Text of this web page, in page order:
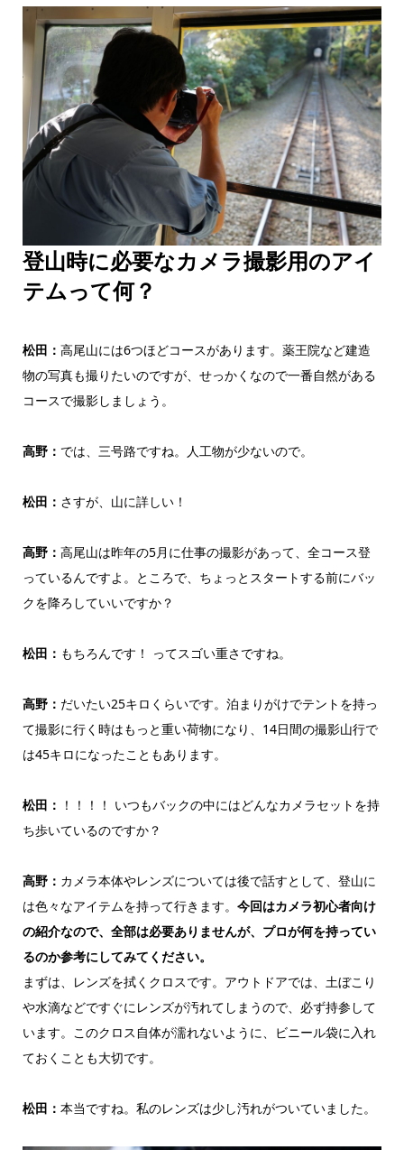
登山時に必要なカメラ撮影用のアイ
テムって何？
松田： 高尾山には6つほどコースがあります。薬王院など建造
物の写真も撮りたいのですが、せっかくなので一番自然がある
コースで撮影しましょう。
高野： では、三号路ですね。人工物が少ないので。
松田： さすが、山に詳しい！
高野： 高尾山は昨年の5月に仕事の撮影があって、全コース登
っているんですよ。ところで、ちょっとスタートする前にバッ
クを降ろしていいですか？
松田： もちろんです！ ってスゴい重さですね。
高野： だいたい25キロくらいです。泊まりがけでテントを持っ
て撮影に行く時はもっと重い荷物になり、14日間の撮影山行で
は45キロになったこともあります。
松田： ！！！！ いつもバックの中にはどんなカメラセットを持
ち歩いているのですか？
高野： カメラ本体やレンズについては後で話すとして、登山に
は色々なアイテムを持って行きます。 今回はカメラ初心者向け
の紹介なので、全部は必要ありませんが、プロが何を持ってい
るのか参考にしてみてください。
まずは、レンズを拭くクロスです。アウトドアでは、土ぼこり
や水滴などですぐにレンズが汚れてしまうので、必ず持参して
います。このクロス自体が濡れないように、ビニール袋に入れ
ておくことも大切です。
松田： 本当ですね。私のレンズは少し汚れがついていました。